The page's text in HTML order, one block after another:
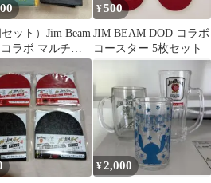
セット）Jim Beam
ラボ マルチバ
缶ホルダーポー
¥500
JIM BEAM DOD コラボ
コースター 5枚セット
¥2,000